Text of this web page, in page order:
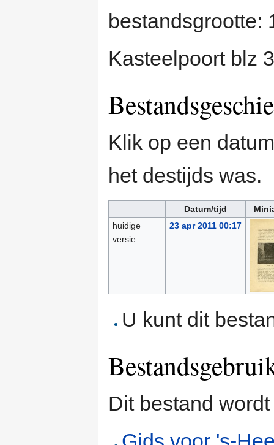
bestandsgrootte:
Kasteelpoort blz 3
Klik op een
het destijds was.
Datum/tijd
huidige
versie
23 apr 2011 00:17
U kunt dit
Dit bestand